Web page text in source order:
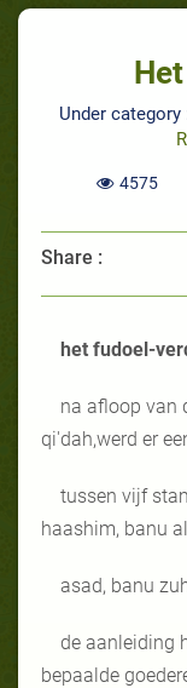
Under category
4575
Share :
het fudoel-
na afloop van
qi'dah,werd er
tussen vijf
haashim, banu
asad, banu
de aanleiding
bepaalde